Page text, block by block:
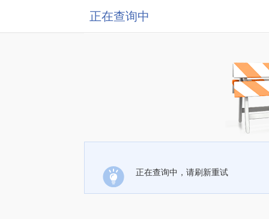
正在查询中
正在查询中，请刷新重试